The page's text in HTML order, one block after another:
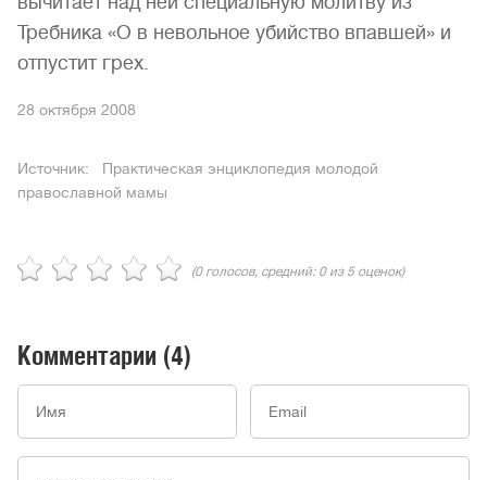
Требника «О в невольное убийство впавшей» и
отпустит грех.
28 октября 2008
Источник: Практическая энциклопедия молодой
православной мамы
(0голосов, средний: 0из 5 оценок)
Комментарии (4)